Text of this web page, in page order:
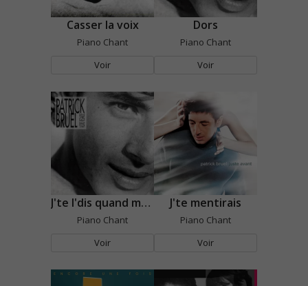
Casser la voix
Piano Chant
Voir
Dors
Piano Chant
Voir
J'te l'dis quand même
Piano Chant
Voir
J'te mentirais
Piano Chant
Voir